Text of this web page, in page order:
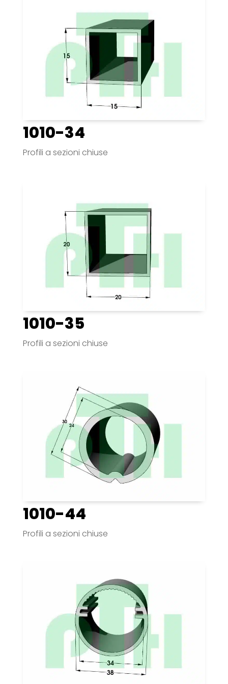
1010-34
Profili a sezioni chiuse
1010-35
Profili a sezioni chiuse
1010-44
Profili a sezioni chiuse